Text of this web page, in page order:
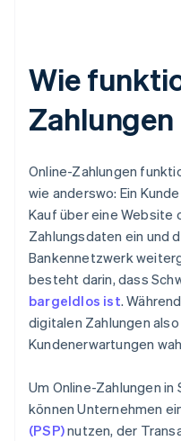
Wie
Zahlungen
Online-Zahlungen
wie anderswo: Ein
Kauf über eine Website
Zahlungsdaten ein und
Bankennetzwerk
besteht darin, dass
bargeldlos ist.
digitalen Zahlungen
Kundenerwartungen
Um Online-Zahlungen
können Unternehmen
(PSP)nutzen, der